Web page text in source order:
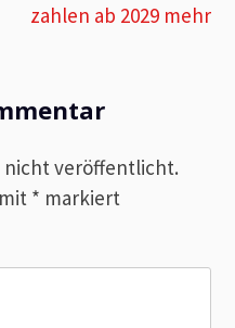
zahlen ab 2029 mehr
nicht veröffentlicht.
* markiert